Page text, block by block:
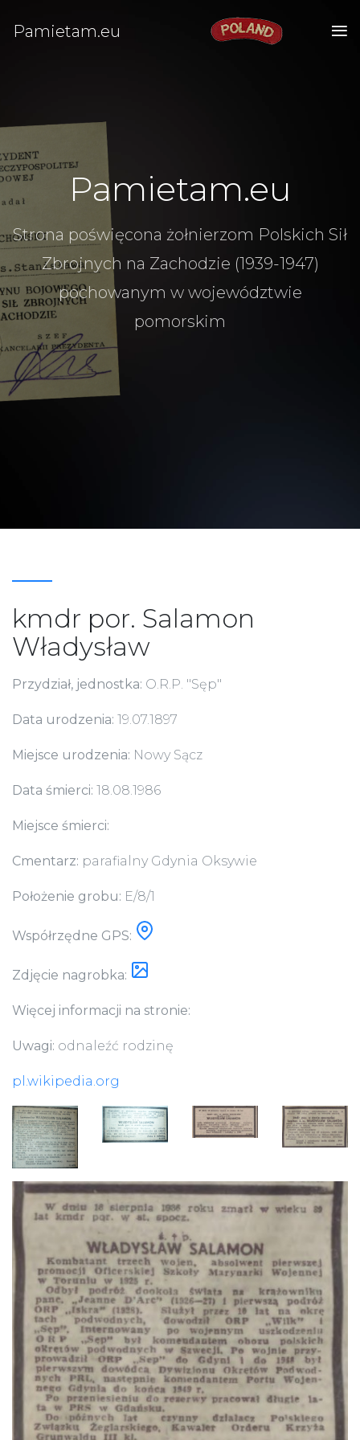
Pamietam.eu
Pamietam.eu
Strona poświęcona żołnierzom Polskich Sił
Zbrojnych na Zachodzie (1939-1947)
pochowanym w województwie
pomorskim
kmdr por. Salamon
Władysław
Przydział, jednostka: O.R.P. "Sęp"
Data urodzenia: 19.07.1897
Miejsce urodzenia: Nowy Sącz
Data śmierci: 18.08.1986
Miejsce śmierci:
Cmentarz: parafialny Gdynia Oksywie
Położenie grobu: E/8/1
Współrzędne GPS:
Zdjęcie nagrobka:
Więcej informacji na stronie:
Uwagi: odnaleźć rodzinę
pl.wikipedia.org